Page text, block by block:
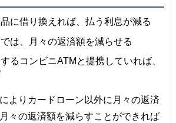
に借り換えれば、払う利息が減る
は、月々の返済額を減らせる
るコンビニATMと提携していれば、
よりカードローン以外に月々の返済
々の返済額を減らすことができれば